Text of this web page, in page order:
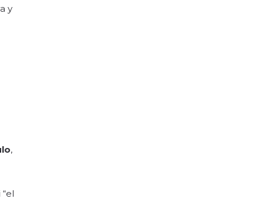
y
,